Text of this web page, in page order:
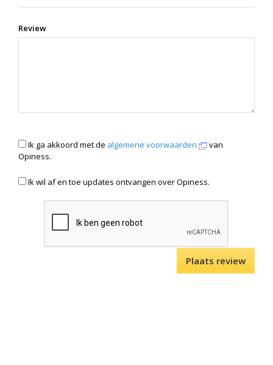
Review
Ik ga akkoord met de algemene voorwaarden
van
Opiness.
Ik wil af en toe updates ontvangen over Opiness.